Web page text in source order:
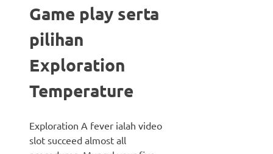
Game play serta
pilihan
Exploration
Temperature
Exploration A fever ialah video
slot succeed almost all